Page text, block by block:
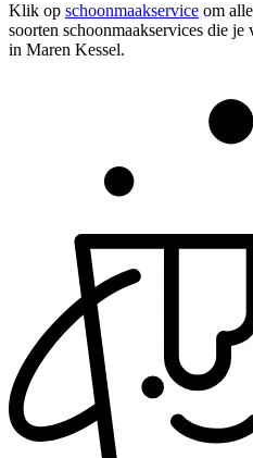
Klik op schoonmaakservice om
soorten schoonmaakservices die
in Maren Kessel.